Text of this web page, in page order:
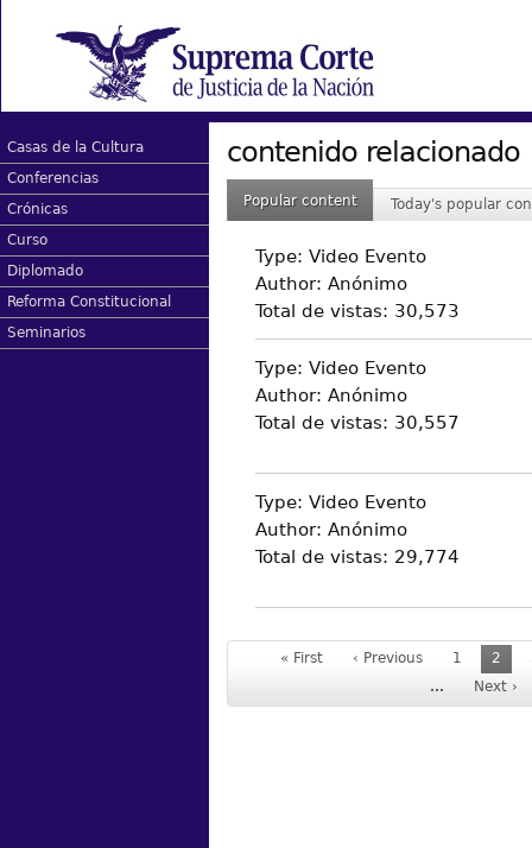
Casas de la Cultura
Conferencias
Crónicas
Curso
Diplomado
Reforma Constitucional
Seminarios
contenido relacionado
Popular content Today's popular
Type: Video Evento
Author: Anónimo
Total de vistas: 30,573
Type: Video Evento
Author: Anónimo
Total de vistas: 30,557
Type: Video Evento
Author: Anónimo
Total de vistas: 29,774
« First ‹ Previous 1 2
…
Next ›